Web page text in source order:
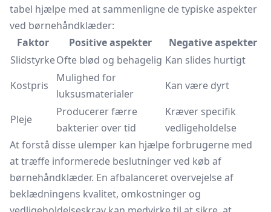
tabel hjælpe med at sammenligne de typiske aspekter
ved børnehåndklæder:
Faktor
Positive aspekter
Negative aspekter
SlidstyrkeOfte blød og behagelig Kan slides hurtigt
Kostpris
Mulighed for
luksusmaterialer
Kan være dyrt
Pleje
Producerer færre
bakterier over tid
Kræver specifik
vedligeholdelse
At forstå disse ulemper kan hjælpe forbrugerne med
at træffe informerede beslutninger ved køb af
børnehåndklæder. En afbalanceret overvejelse af
beklædningens kvalitet, omkostninger og